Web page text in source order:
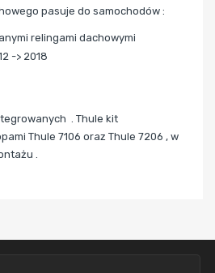
pasuje do samochodów :
relingami dachowymi
-> 2018
. Thule kit
Thule 7106 oraz Thule 7206 , w
.